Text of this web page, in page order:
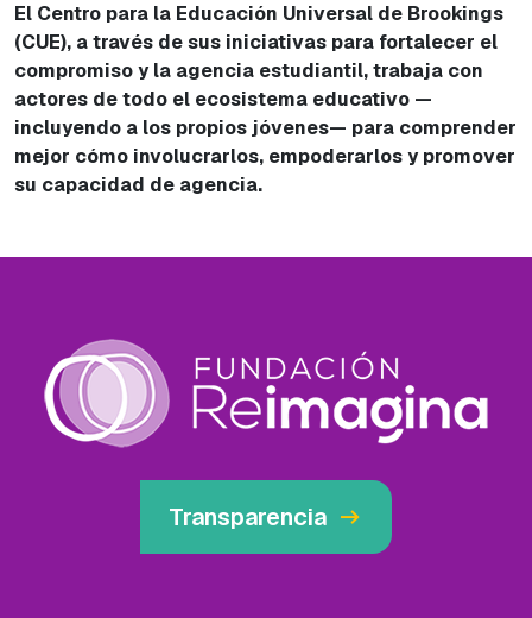
El Centro para la Educación Universal de Brookings
(CUE), a través de sus iniciativas para fortalecer el
compromiso y la agencia estudiantil, trabaja con
actores de todo el ecosistema educativo —
incluyendo a los propios jóvenes— para comprender
mejor cómo involucrarlos, empoderarlos y promover
su capacidad de agencia.
Transparencia arrow_right_alt